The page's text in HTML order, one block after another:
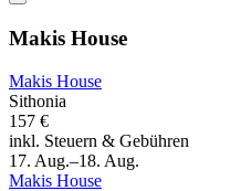
Makis House
Makis House
Sithonia
157 €
inkl. Steuern & Gebühren
17. Aug.–18. Aug.
Makis House